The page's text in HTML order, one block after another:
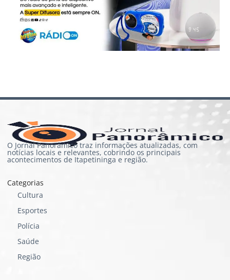
O Jornal Panorâmico traz informações atualizadas, com
notícias locais e relevantes, cobrindo os principais
acontecimentos de Itapetininga e região.
Categorias
Cultura
Esportes
Polícia
Saúde
Região